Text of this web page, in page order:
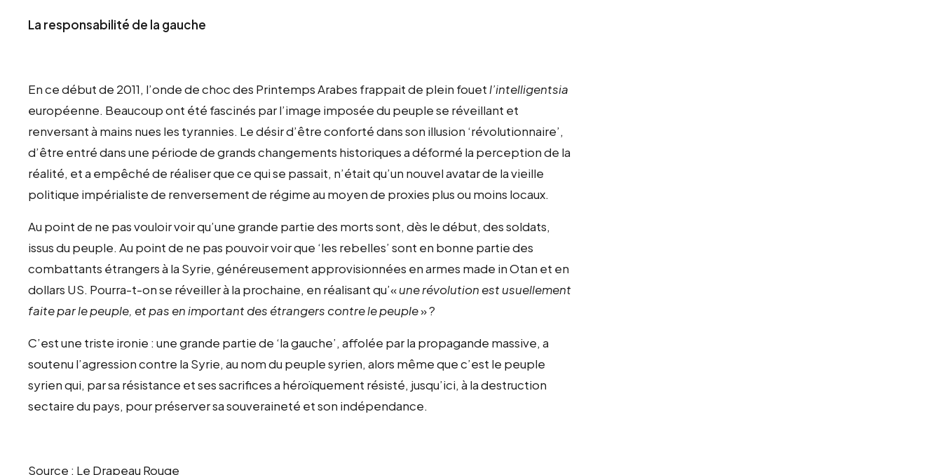
La responsabilité de la gauche
En ce début de 2011, l’onde de choc des Printemps Arabes frappait de plein fouet l’intelligentsia
européenne. Beaucoup ont été fascinés par l’image imposée du peuple se réveillant et
renversant à mains nues les tyrannies. Le désir d’être conforté dans son illusion ‘révolutionnaire’,
d’être entré dans une période de grands changements historiques a déformé la perception de la
réalité, et a empêché de réaliser que ce qui se passait, n’était qu’un nouvel avatar de la vieille
politique impérialiste de renversement de régime au moyen de proxies plus ou moins locaux.
Au point de ne pas vouloir voir qu’une grande partie des morts sont, dès le début, des soldats,
issus du peuple. Au point de ne pas pouvoir voir que ‘les rebelles’ sont en bonne partie des
combattants étrangers à la Syrie, généreusement approvisionnées en armes made in Otan et en
dollars US. Pourra-t-on se réveiller à la prochaine, en réalisant qu’«une révolution est usuellement
faite par le peuple, et pas en important des étrangers contre le peuple» ?
C’est une triste ironie : une grande partie de ‘la gauche’, affolée par la propagande massive, a
soutenu l’agression contre la Syrie, au nom du peuple syrien, alors même que c’est le peuple
syrien qui, par sa résistance et ses sacrifices a héroïquement résisté, jusqu’ici, à la destruction
sectaire du pays, pour préserver sa souveraineté et son indépendance.
Source : Le Drapeau Rouge